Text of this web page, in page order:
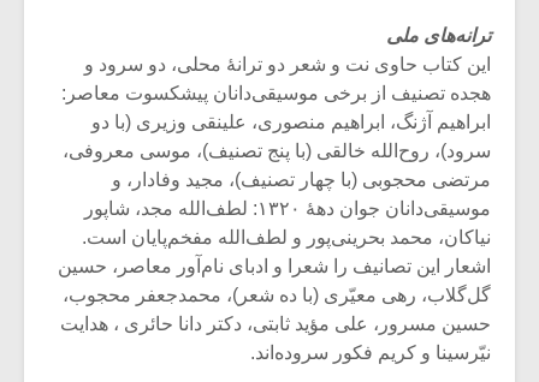
ترانه‌های ملی
این کتاب حاوی نت و شعر دو ترانۀ محلی، دو سرود و
هجده تصنیف از برخی موسیقی‌دانان پیشکسوت معاصر:
ابراهیم آژنگ، ابراهیم منصوری، علینقی وزیری (با دو
سرود)، روح‌الله خالقی (با پنج تصنیف)، موسی معروفی،
مرتضی محجوبی (با چهار تصنیف)، مجید وفادار، و
موسیقی‌دانان جوان‌ دهۀ ۱۳۲۰: لطف‌الله مجد، شاپور
نیاکان، محمد بحرینی‌پور و لطف‌الله مفخم‌پایان است.
اشعار این تصانیف را شعرا و ادبای نام‌آور معاصر، حسین
گل‌گلاب، رهی معیّری (با ده شعر)، محمدجعفر محجوب،
حسین مسرور، علی مؤید ثابتی، دکتر دانا حائری ، هدایت
نیّرسینا و کریم فکور سروده‌اند.